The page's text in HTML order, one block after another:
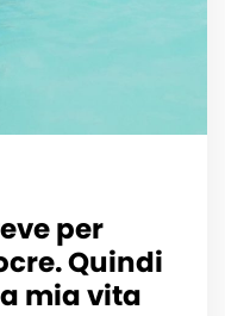
per
Quindi
mia vita